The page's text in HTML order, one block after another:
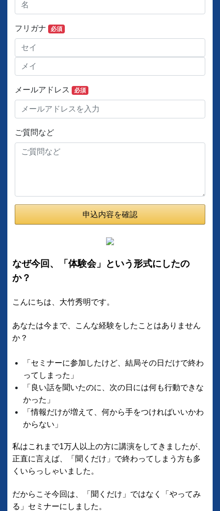
フリガナ 必須
メールアドレス 必須
ご質問など
申込内容を確認
なぜ今回、「体験会」という形式にしたの
か？
こんにちは、大竹秀明です。
あなたは今まで、こんな経験をしたことはありません
か？
「セミナーに参加したけど、結局その日だけで終わ
ってしまった」
「良い話を聞いたのに、次の日には何も行動できな
かった」
「情報だけが増えて、何から手をつければいいかわ
からない」
私はこれまで1万人以上の方に講演をしてきましたが、
正直に言えば、「聞くだけ」で終わってしまう方も多
くいらっしゃいました。
だからこそ今回は、「聞くだけ」ではなく「やってみ
る」セミナーにしました。